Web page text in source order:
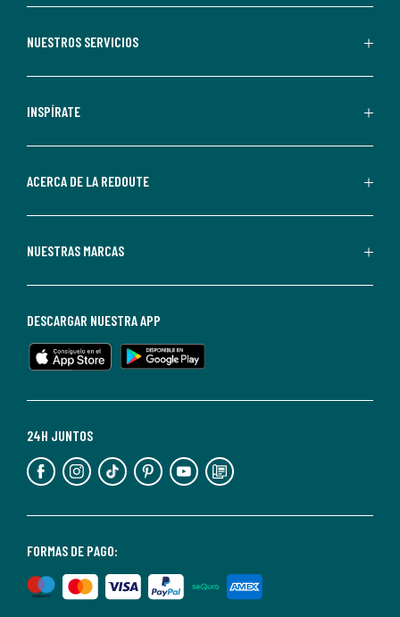
aceptas
comerciales
personalizadas
parte
Redoute.
de
en
cualquier
Para
información,
puedes
nuestra
de
privacidad</2>.
NUESTROS SERVICIOS
INSPÍRATE
ACERCA DE LA REDOUTE
NUESTRAS MARCAS
FORMAS DE PAGO:
24H JUNTOS
DESCARGAR NUESTRA APP